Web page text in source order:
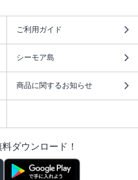
ご利用ガイド
シーモア島
商品に関するお知らせ
ダウンロード！